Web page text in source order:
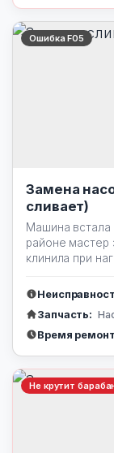
Ошибка F05
Замена
сливает)
Машина встала
районе мастер
клинила при
Запчасть:
Время
Не крутит